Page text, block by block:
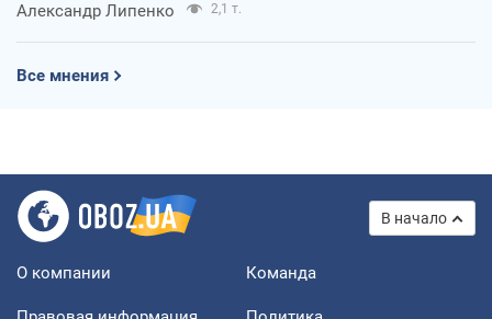
Александр Липенко 2,1 т.
Все мнения
В начало
О компании Команда